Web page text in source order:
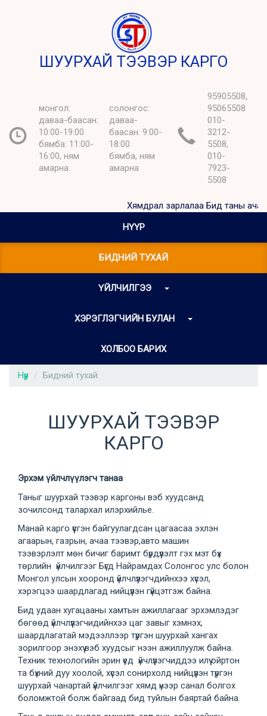
ШУУРХАЙ ТЭЭВЭР КАРГО
монгол:
даваа-баасан:
10:00-19:00
бямба: 11:00-
16:00, ням
амарна
солонгос:
даваа-
баасан: 9:00-
18:00
бямба, ням
амарна
95905508,
95065508
010-
3212-
5508,
010-
7923-
5508
Хямдрал зарлалаа Бид таны
НҮҮР
БИДНИЙ ТУХАЙ
ҮЙЛЧИЛГЭЭ
ХЭРЭГЛЭГЧИЙН БУЛАН
ХОЛБОО БАРИХ
Нүүр Бидний тухай
ШУУРХАЙ ТЭЭВЭР
КАРГО
Эрхэм үйлчлүүлэгч танаа
Таныг шуурхай тээвэр каргоны вэб хуудсанд
зочилсонд талархал илэрхийлье.
Манай карго үүсгэн байгуулагдсан цагаасаа эхлэн
агаарын, газрын, ачаа тээвэр,авто машин
тээвэрлэлт мөн бичиг баримт бүрдүүлэлт гэх мэт бүх
төрлийн үйлчилгээг Бүгд Найрамдах Солонгос улс болон
Монгол улсын хооронд үйлчлүүлэгчдийнхээ хүсэл,
хэрэгцээ шаардлагад нийцүүлэн гүйцэтгэж байна.
Бид удаан хугацааны хамтын ажиллагааг эрхэмлэдэг
бөгөөд үйлчлүүлэгчидийнхээ цаг завыг хэмнэх,
шаардлагатай мэдээллээр түргэн шуурхай хангах
зорилгоор энэхүү вэб хуудсыг нээн ажиллуулж байна.
Техник технологийн эрин үед үйчлүүлэгчиддээ илүү ойртон
та бүхний дуу хоолой, хүсэл сонирхолд нийцүүлэн түргэн
шуурхай чанартай үйлчилгээг хямд үнээр санал болгох
боломжтой болж байгаад бид туйлын баяртай байна.